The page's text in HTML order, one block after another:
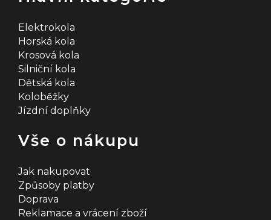
Elektrokola
Horská kola
Krosová kola
Silniční kola
Dětská kola
Koloběžky
Jízdní doplňky
Vše o nákupu
Jak nakupovat
Způsoby platby
Doprava
Reklamace a vrácení zboží